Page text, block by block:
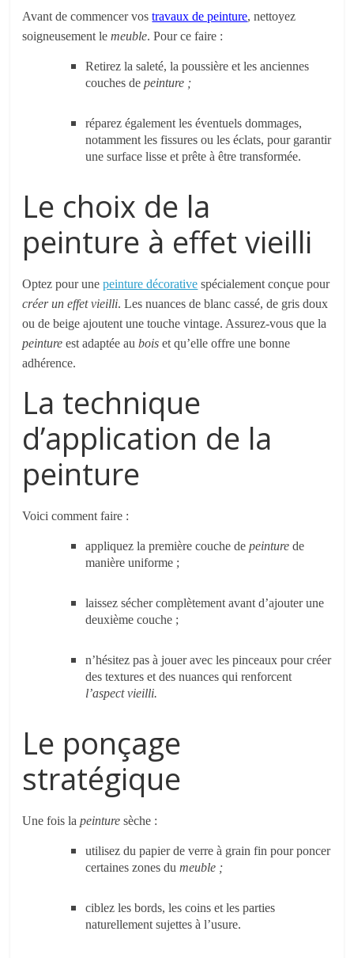
Avant de commencer vostravaux de peinture, nettoyez
soigneusement lemeuble. Pour ce faire :
Retirez la saleté, la poussière et les anciennes
couches depeinture ;
réparez également les éventuels dommages,
notamment les fissures ou les éclats, pour garantir
une surface lisse et prête à être transformée.
Le choix de la
peinture à effet vieilli
Optez pour unepeinture décorative spécialement conçue pour
créer un effet vieilli. Les nuances de blanc cassé, de gris doux
ou de beige ajoutent une touche vintage. Assurez-vous que la
peinture est adaptée aubois et qu’elle offre une bonne
adhérence.
La technique
d’application de la
peinture
Voici comment faire :
appliquez la première couche depeinture de
manière uniforme ;
laissez sécher complètement avant d’ajouter une
deuxième couche ;
n’hésitez pas à jouer avec les pinceaux pour créer
des textures et des nuances qui renforcent
l’aspect vieilli.
Le ponçage
stratégique
Une fois lapeinturesèche :
utilisez du papier de verre à grain fin pour poncer
certaines zones dumeuble ;
ciblez les bords, les coins et les parties
naturellement sujettes à l’usure.